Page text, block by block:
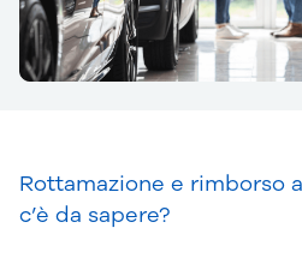
Rottamazione e rimborso
c’è da sapere?